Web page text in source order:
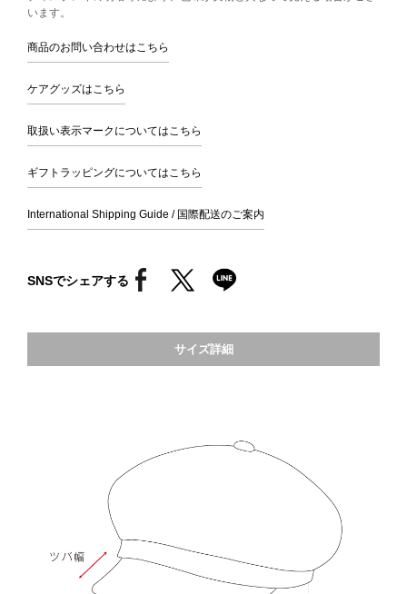
います。
商品のお問い合わせはこちら
ケアグッズはこちら
取扱い表示マークについてはこちら
ギフトラッピングについてはこちら
International Shipping Guide / 国際配送のご案内
SNSでシェアする
サイズ詳細